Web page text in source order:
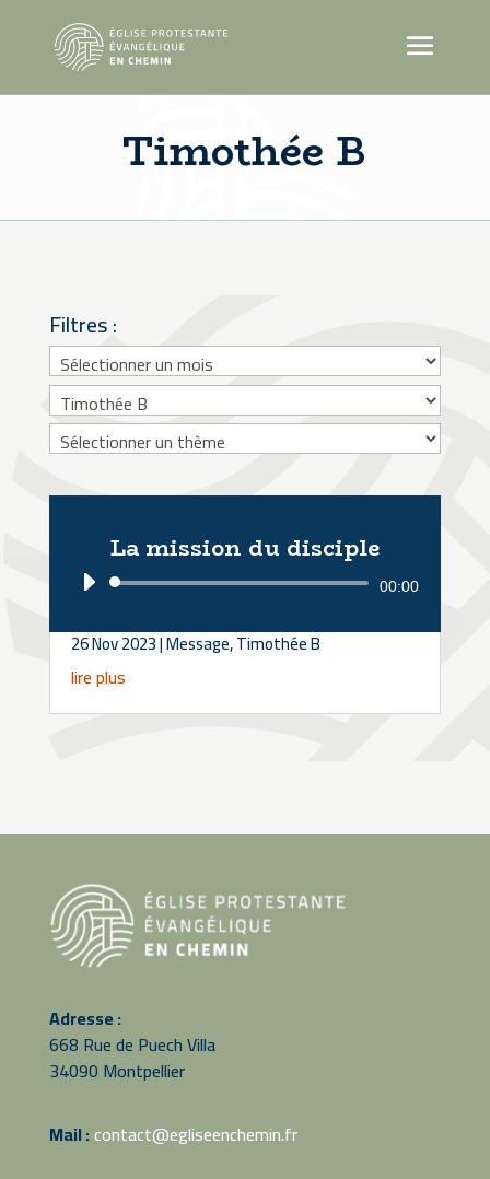
Timothée B
Filtres :
Archives
La mission du disciple
Lecteur
00:00
26 Nov 2023|Message,Timothée B
lire plus
Adresse :
668 Rue de Puech Villa
34090 Montpellier
Mail :contact@egliseenchemin.fr